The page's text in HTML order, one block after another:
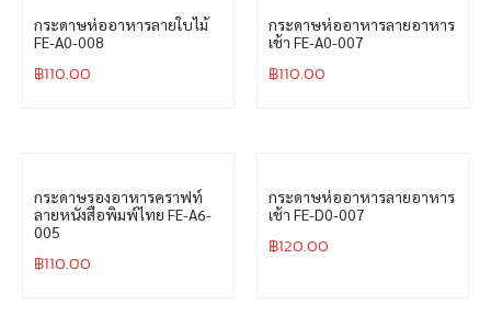
กระดาษห่ออาหารลายใบไม้
FE-A0-008
฿110.00
กระดาษห่ออาหารลายอาหาร
เช้า FE-A0-007
฿110.00
กระดาษรองอาหารคราฟท์
ลายหนังสือพิมพ์ไทย FE-A6-
005
฿110.00
กระดาษห่ออาหารลายอาหาร
เช้า FE-D0-007
฿120.00